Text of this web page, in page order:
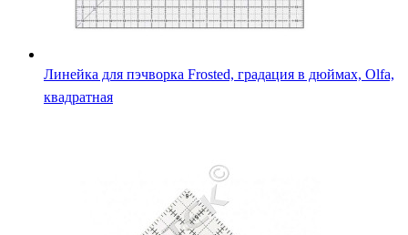
Линейка для пэчворка Frosted, градация в дюймах, Olfa,
квадратная